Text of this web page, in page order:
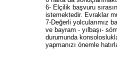
6- Elçilik başvuru
istemektedir. Evraklar
7-Değerli yolcularımız
ve bayram - yılbaşı-
durumunda
yapmanızı önemle